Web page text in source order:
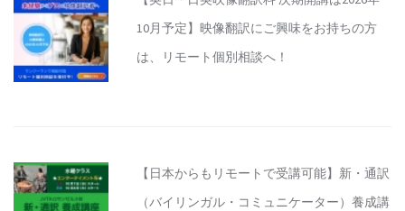
10月予定】映像翻訳にご興味をお持ちの方
は、リモート個別相談へ！
【日本からもリモートで受講可能】新・通訳
（バイリンガル・コミュニケーター）養成講